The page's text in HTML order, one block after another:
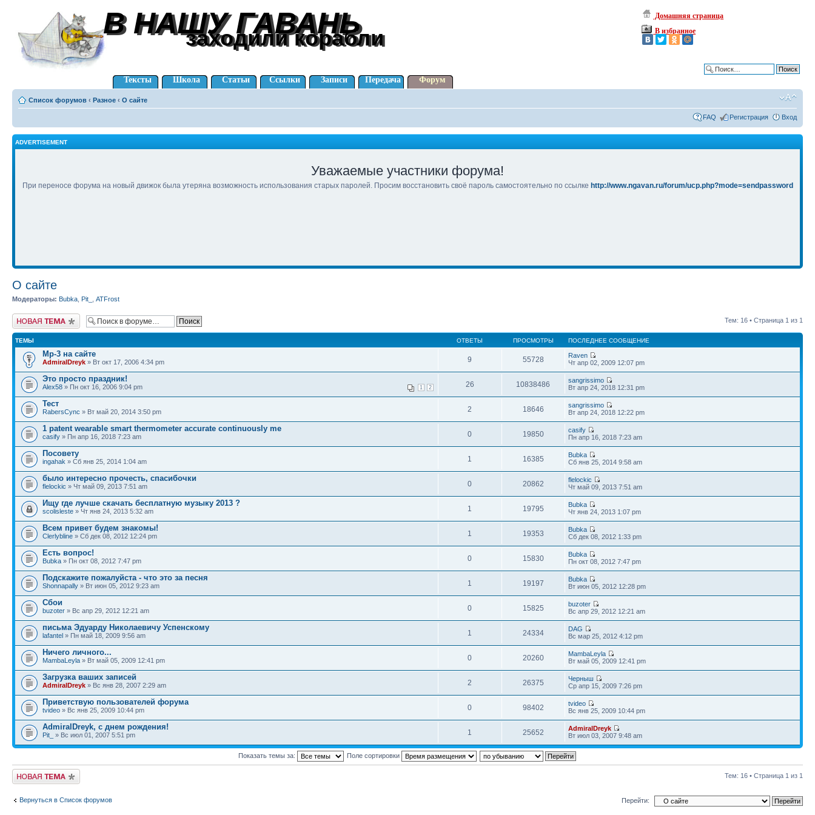
В НАШУ ГАВАНЬ
В НАШУ ГАВАНЬ
заходили корабли
заходили корабли
Домашняя страница
В избранное
Тексты Школа Статьи Ссылки Записи Передача Форум
Список форумов ‹ Разное ‹ О сайте
FAQ Регистрация Вход
ADVERTISEMENT
Уважаемые участники форума!
При переносе форума на новый движок была утеряна возможность использования старых паролей. Просим восстановить своё пароль самостоятельно по ссылке http://www.ngavan.ru/forum/ucp.php?mode=sendpassword
О сайте
Модераторы: Bubka Pit_ ATFrost
Новая тема Тем: 16 • Страница 1 из 1
ТЕМЫ ОТВЕТЫ ПРОСМОТРЫ ПОСЛЕДНЕЕ СООБЩЕНИЕ
Mp-3 на сайте
AdmiralDreyk » Вт окт 17, 2006 4:34 pm 9 55728
Raven
Чт апр 02, 2009 12:07 pm
Это просто праздник!
1 2
Alex58 » Пн окт 16, 2006 9:04 pm 26 10838486
sangrissimo
Вт апр 24, 2018 12:31 pm
Тест
RabersCync » Вт май 20, 2014 3:50 pm 2 18646
sangrissimo
Вт апр 24, 2018 12:22 pm
1 patent wearable smart thermometer accurate continuously me
casify » Пн апр 16, 2018 7:23 am 0 19850
casify
Пн апр 16, 2018 7:23 am
Посовету
ingahak » Сб янв 25, 2014 1:04 am 1 16385
Bubka
Сб янв 25, 2014 9:58 am
было интересно прочесть, спасибочки
flelockic » Чт май 09, 2013 7:51 am 0 20862
flelockic
Чт май 09, 2013 7:51 am
Ищу где лучше скачать бесплатную музыку 2013 ?
scolisleste » Чт янв 24, 2013 5:32 am 1 19795
Bubka
Чт янв 24, 2013 1:07 pm
Всем привет будем знакомы!
Clerlybline » Сб дек 08, 2012 12:24 pm 1 19353
Bubka
Сб дек 08, 2012 1:33 pm
Есть вопрос!
Bubka » Пн окт 08, 2012 7:47 pm 0 15830
Bubka
Пн окт 08, 2012 7:47 pm
Подскажите пожалуйста - что это за песня
Shonnapally » Вт июн 05, 2012 9:23 am 1 19197
Bubka
Вт июн 05, 2012 12:28 pm
Сбои
buzoter » Вс апр 29, 2012 12:21 am 0 15825
buzoter
Вс апр 29, 2012 12:21 am
письма Эдуарду Николаевичу Успенскому
lafantel » Пн май 18, 2009 9:56 am 1 24334
DAG
Вс мар 25, 2012 4:12 pm
Ничего личного...
MambaLeyla » Вт май 05, 2009 12:41 pm 0 20260
MambaLeyla
Вт май 05, 2009 12:41 pm
Загрузка ваших записей
AdmiralDreyk » Вс янв 28, 2007 2:29 am 2 26375
Черныш
Ср апр 15, 2009 7:26 pm
Приветствую пользователей форума
tvideo » Вс янв 25, 2009 10:44 pm 0 98402
tvideo
Вс янв 25, 2009 10:44 pm
AdmiralDreyk, с днем рождения!
Pit_ » Вс июл 01, 2007 5:51 pm 1 25652
AdmiralDreyk
Вт июл 03, 2007 9:48 am
Показать темы за: Поле сортировки
Новая тема Тем: 16 • Страница 1 из 1
Вернуться в Список форумов Перейти: